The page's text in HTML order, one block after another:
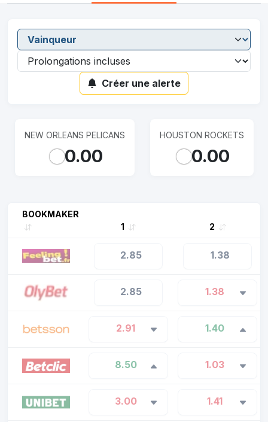
Créer une alerte
NEW ORLEANS PELICANS
0.00
HOUSTON ROCKETS
0.00
BOOKMAKER
1
2
2.85 1.38
2.85 1.38
2.91 1.40
8.50 1.03
3.00 1.41